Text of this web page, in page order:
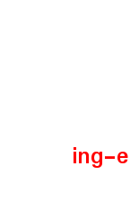
ing-